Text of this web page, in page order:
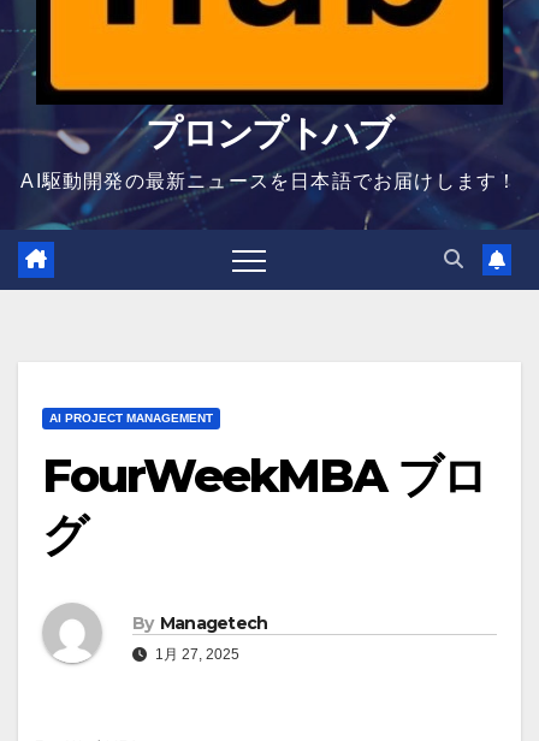
プロンプトハブ
AI駆動開発の最新ニュースを日本語でお届けします！
AI PROJECT MANAGEMENT
FourWeekMBA ブロ
グ
By Managetech
1月 27, 2025